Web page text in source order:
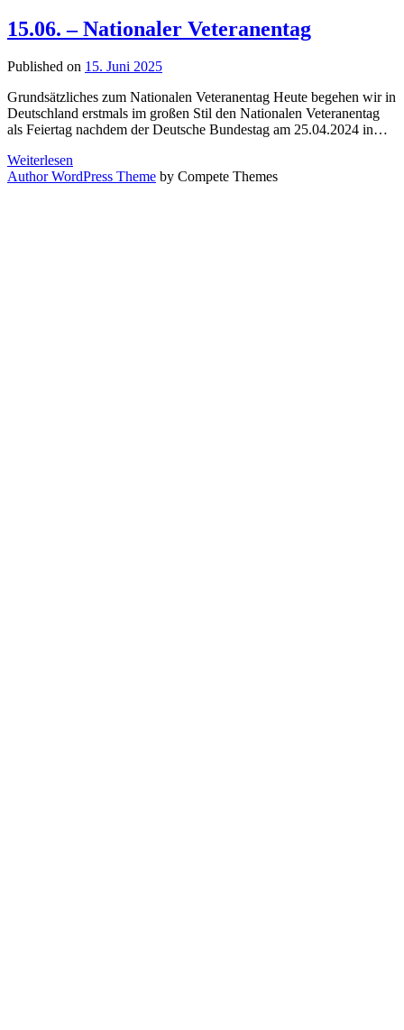
15.06. – Nationaler Veteranentag
Published on 15. Juni 2025
Grundsätzliches zum Nationalen Veteranentag Heute begehen wir in
Deutschland erstmals im großen Stil den Nationalen Veteranentag
als Feiertag nachdem der Deutsche Bundestag am 25.04.2024 in…
Weiterlesen
–
Author WordPress Theme by Compete Themes